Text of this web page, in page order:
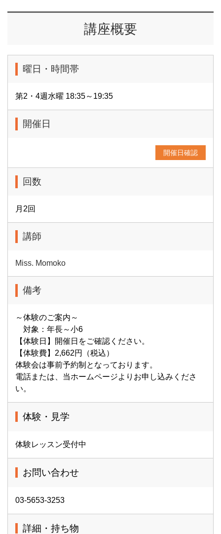
講座概要
曜日・時間帯
第2・4週水曜 18:35～19:35
開催日
開催日確認
回数
月2回
講師
Miss. Momoko
備考
～体験のご案内～
対象：年長～小6
【体験日】開催日をご確認ください。
【体験費】2,662円（税込）
体験会は事前予約制となっております。
電話または、当ホームページよりお申し込みくださ
い。
体験・見学
体験レッスン受付中
お問い合わせ
03-5653-3253
詳細・持ち物